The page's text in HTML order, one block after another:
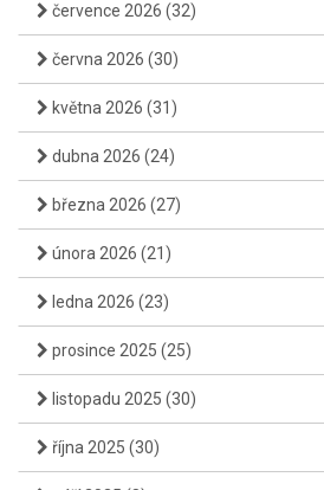
července 2026 (32)
června 2026 (30)
května 2026 (31)
dubna 2026 (24)
března 2026 (27)
února 2026 (21)
ledna 2026 (23)
prosince 2025 (25)
listopadu 2025 (30)
října 2025 (30)